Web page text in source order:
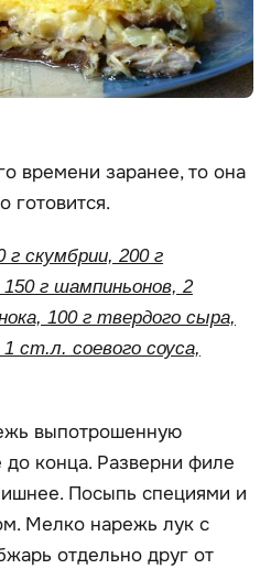
времени заранее, то она
готовится.
г скумбрии, 200 г
г шампиньонов, 2
100 г твердого сыра,
ст.л. соевого соуса,
выпотрошенную
конца. Разверни филе
Посыпь специями и
Мелко нарежь лук с
отдельно друг от